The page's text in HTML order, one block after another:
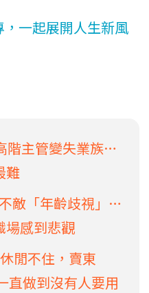
一起展開人生新風
階主管變失業族…
難
敵「年齡歧視」…
場感到悲觀
閒不住，賣東
直做到沒有人要用